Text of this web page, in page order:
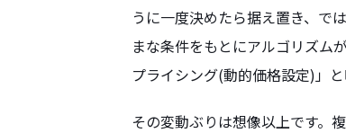
うに一度決めたら据え置き、で
まな条件をもとにアルゴリズム
プライシング(動的価格設定)」と
その変動ぶりは想像以上です。